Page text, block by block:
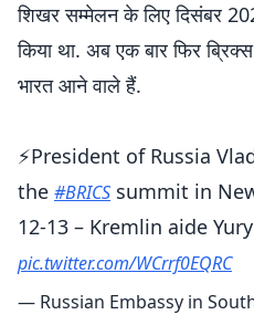
शिखर सम्मेलन के लिए दिसंबर
किया था. अब एक बार फिर
भारत आने वाले हैं.
⚡️President of Russia
the #BRICS summit in
12-13 – Kremlin aide
pic.twitter.com/WCrrf0EQRC
— Russian Embassy in